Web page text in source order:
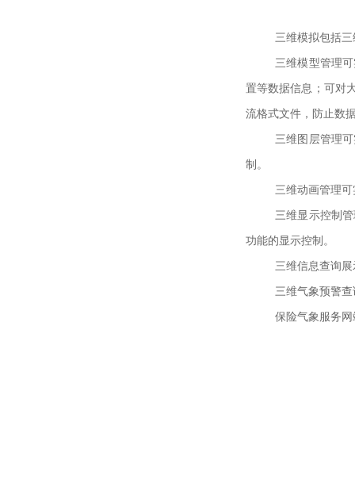
三维模拟包括
三维模型管理
置等数据信息；可对
流格式文件，防止数
三维图层管理
制。
三维动画管理
三维显示控制
功能的显示控制。
三维信息查询
三维气象预警
保险气象服务